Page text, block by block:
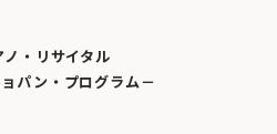
・リサイタル
パン・プログラム－